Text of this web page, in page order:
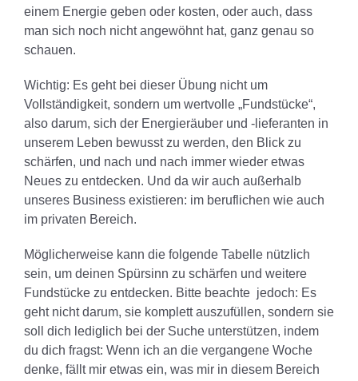
einem Energie geben oder kosten, oder auch, dass
man sich noch nicht angewöhnt hat, ganz genau so
schauen.
Wichtig: Es geht bei dieser Übung nicht um
Vollständigkeit, sondern um wertvolle „Fundstücke“,
also darum, sich der Energieräuber und -lieferanten in
unserem Leben bewusst zu werden, den Blick zu
schärfen, und nach und nach immer wieder etwas
Neues zu entdecken. Und da wir auch außerhalb
unseres Business existieren: im beruflichen wie auch
im privaten Bereich.
Möglicherweise kann die folgende Tabelle nützlich
sein, um deinen Spürsinn zu schärfen und weitere
Fundstücke zu entdecken. Bitte beachte jedoch: Es
geht nicht darum, sie komplett auszufüllen, sondern sie
soll dich lediglich bei der Suche unterstützen, indem
du dich fragst: Wenn ich an die vergangene Woche
denke, fällt mir etwas ein, was mir in diesem Bereich